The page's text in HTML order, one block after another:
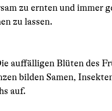
zu ernten und immer
zu lassen.
auffälligen Blüten des
bilden Samen,
auf.